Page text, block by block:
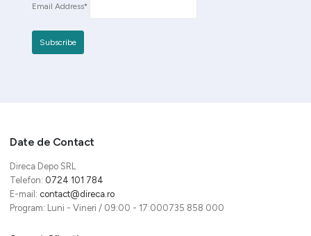
Email Address*
Date de Contact
Direca Depo SRL
Telefon: 0724 101 784
E-mail: contact@direca.ro
Program: Luni - Vineri / 09:00 - 17:000735 858 000